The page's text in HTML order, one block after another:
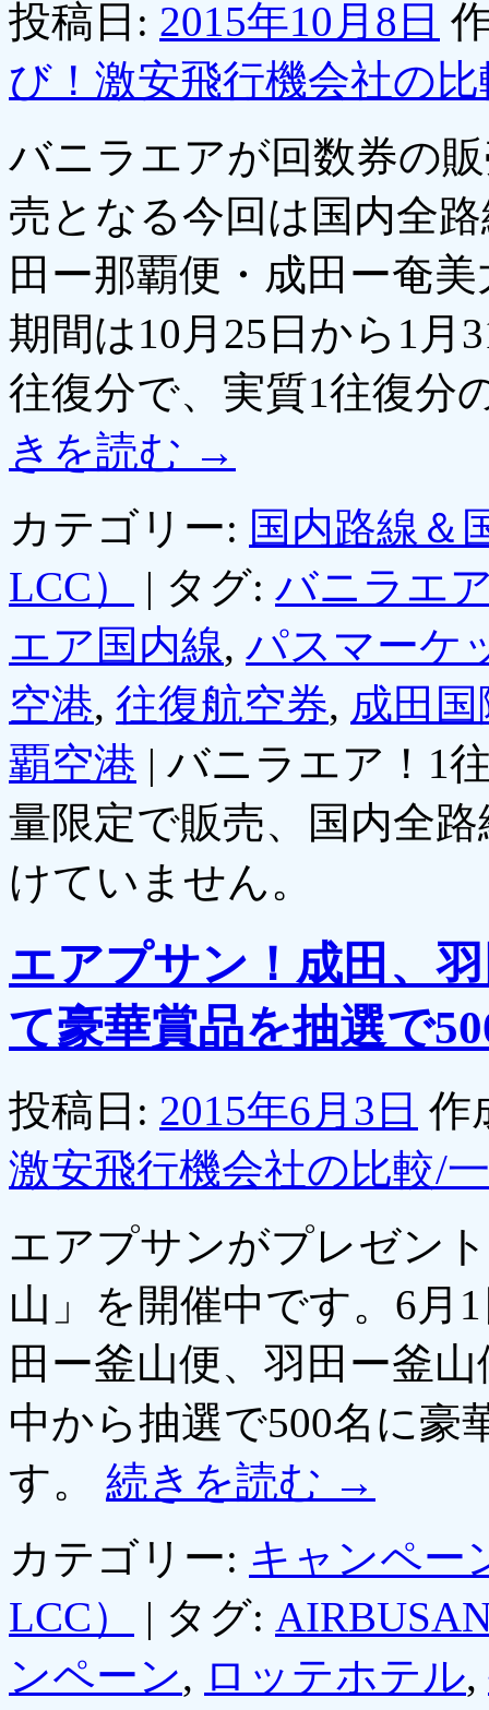
投稿日: 2015年10月8日
び！激安飛行機会社の
バニラエアが回数券の
売となる今回は国内全
田ー那覇便・成田ー奄
期間は10月25日から1月
往復分で、実質1往復分
きを読む →
カテゴリー: 国内路線＆
LCC）
| タグ: バニラエ
エア国内線, パスマーケ
空港, 往復航空券, 成田
覇空港 | バニラエア！1
量限定で販売、国内全
けていません。
エアプサン！成田、
て豪華賞品を抽選で
投稿日: 2015年6月3日 作
激安飛行機会社の比較/
エアプサンがプレゼン
山」を開催中です。6月
田ー釜山便、羽田ー釜
中から抽選で500名に豪
す。 続きを読む →
カテゴリー: キャンペー
LCC）
| タグ:
ンペーン, ロッテホテル,